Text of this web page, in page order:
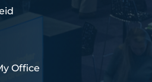
Office